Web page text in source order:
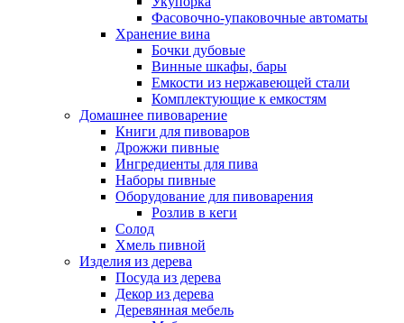
Фасовочно-упаковочные автоматы
Хранение вина
Бочки дубовые
Винные шкафы, бары
Емкости из нержавеющей стали
Комплектующие к емкостям
Домашнее пивоварение
Книги для пивоваров
Дрожжи пивные
Ингредиенты для пива
Наборы пивные
Оборудование для пивоварения
Розлив в кеги
Солод
Хмель пивной
Изделия из дерева
Посуда из дерева
Декор из дерева
Деревянная мебель